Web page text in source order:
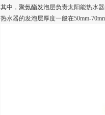
其中，聚氨酯发泡层负责太阳能热水
热水器的发泡层厚度一般在50mm-